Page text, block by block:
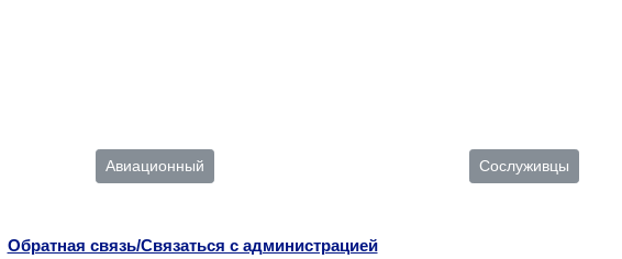
Авиационный Сослуживцы
Обратная связь/Связаться с администрацией